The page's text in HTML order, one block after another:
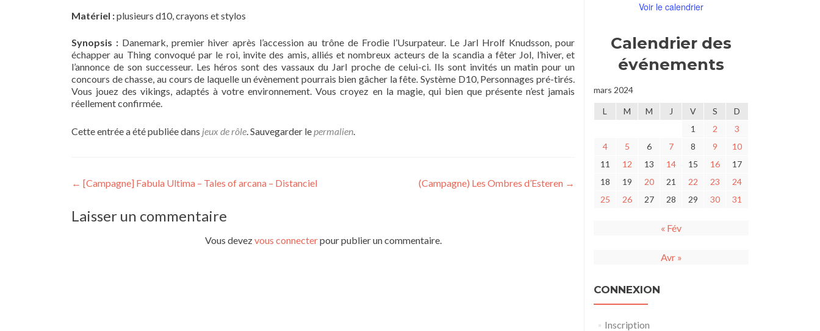
Matériel :plusieurs d10, crayons et stylos
Synopsis : Danemark, premier hiver après l’accession au trône de Frodie l’Usurpateur. Le Jarl Hrolf Knudsson, pour
échapper au Thing convoqué par le roi, invite des amis, alliés et nombreux acteurs de la scandia a fêter Jol, l’hiver, et
l’annonce de son successeur. Les héros sont des vassaux du Jarl proche de celui-ci. Ils sont invités un matin pour un
concours de chasse, au cours de laquelle un évènement pourrais bien gâcher la fête. Système D10, Personnages pré-tirés.
Vous jouez des vikings, adaptés à votre environnement. Vous croyez en la magie, qui bien que présente n’est jamais
réellement confirmée.
Cette entrée a été publiée dans jeux de rôle. Sauvegarder lepermalien.
Navigation
de
l’article
← [Campagne] Fabula Ultima – Tales of arcana – Distanciel (Campagne) Les Ombres d’Esteren →
Laisser un commentaire
Vous devezvous connecterpour publier un commentaire.
Voir le calendrier
Calendrier des
événements
mars 2024
L M M J V S
D
1
2
3
4
5 6 7 8 9
10
11
12 13 14 15 16
17
18
19 20 21 22 23
24
25
26 27 28 29 30 31
« Fév
Avr »
CONNEXION
Inscription